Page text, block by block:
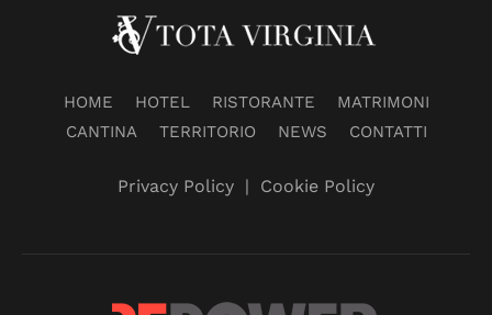
HOME HOTEL RISTORANTE
MATRIMONI
CANTINA
TERRITORIO NEWS CONTATTI
Privacy Policy | Cookie Policy